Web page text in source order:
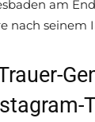
am
nach seinem